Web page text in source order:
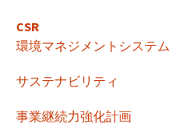
ン
CSR
環境マネジメントシステム
サステナビリティ
事業継続力強化計画